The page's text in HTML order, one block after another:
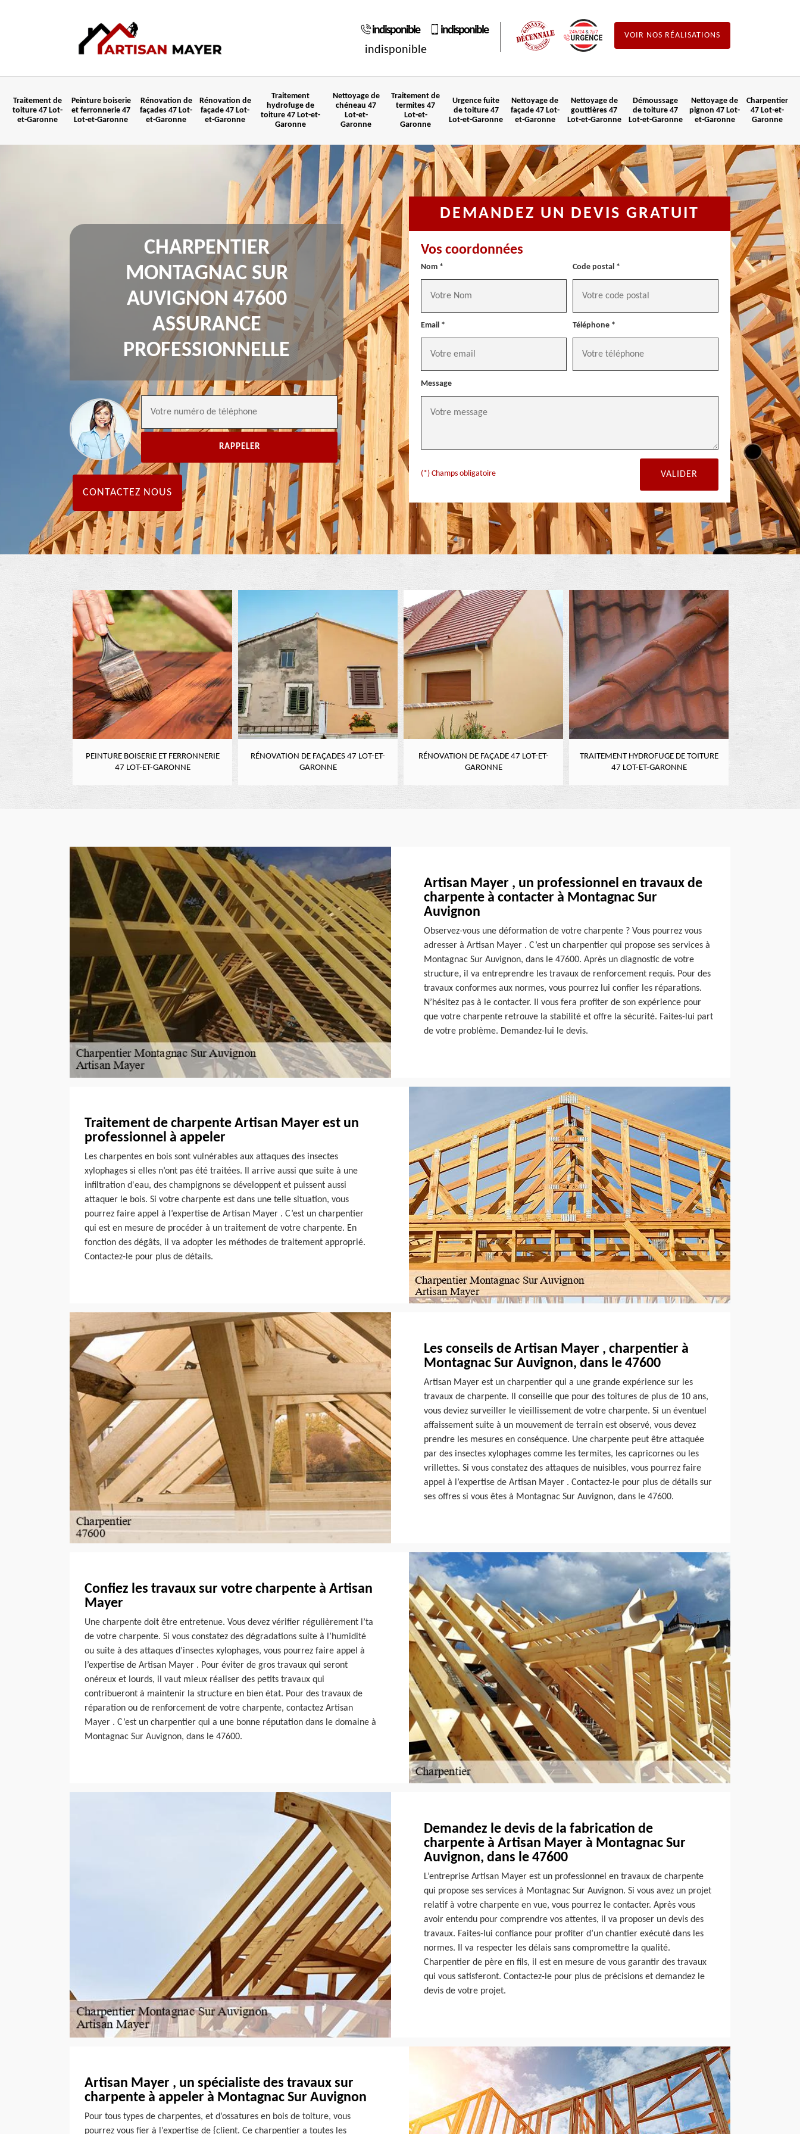
indisponible
indisponible
indisponible
VOIR NOS RÉALISATIONS
Traitement de
toiture 47 Lot-
et-Garonne
Peinture boiserie
et ferronnerie 47
Lot-et-Garonne
Rénovation de
façades 47 Lot-
et-Garonne
Rénovation de
façade 47 Lot-
et-Garonne
Traitement
hydrofuge de
toiture 47 Lot-et-
Garonne
Nettoyage de
chéneau 47
Lot-et-
Garonne
Traitement de
termites 47
Lot-et-
Garonne
Urgence fuite
de toiture 47
Lot-et-Garonne
Nettoyage de
façade 47 Lot-
et-Garonne
Nettoyage de
gouttières 47
Lot-et-Garonne
Démoussage
de toiture 47
Lot-et-Garonne
Nettoyage de
pignon 47 Lot-
et-Garonne
Charpentier
47 Lot-et-
Garonne
CHARPENTIER
MONTAGNAC SUR
AUVIGNON 47600
ASSURANCE
PROFESSIONNELLE
CONTACTEZ NOUS
DEMANDEZ UN DEVIS GRATUIT
Vos coordonnées
Nom * Code postal *
Email * Téléphone *
Message
(*) Champs obligatoire
PEINTURE BOISERIE ET FERRONNERIE
47 LOT-ET-GARONNE
RÉNOVATION DE FAÇADES 47 LOT-ET-
GARONNE
RÉNOVATION DE FAÇADE 47 LOT-ET-
GARONNE
TRAITEMENT HYDROFUGE DE TOITURE
47 LOT-ET-GARONNE
Artisan Mayer , un professionnel en travaux de
charpente à contacter à Montagnac Sur
Auvignon
Observez-vous une déformation de votre charpente ? Vous pourrez vous
adresser à Artisan Mayer . C’est un charpentier qui propose ses services à
Montagnac Sur Auvignon, dans le 47600. Après un diagnostic de votre
structure, il va entreprendre les travaux de renforcement requis. Pour des
travaux conformes aux normes, vous pourrez lui confier les réparations.
N’hésitez pas à le contacter. Il vous fera profiter de son expérience pour
que votre charpente retrouve la stabilité et offre la sécurité. Faites-lui part
de votre problème. Demandez-lui le devis.
Traitement de charpente Artisan Mayer est un
professionnel à appeler
Les charpentes en bois sont vulnérables aux attaques des insectes
xylophages si elles n’ont pas été traitées. Il arrive aussi que suite à une
infiltration d'eau, des champignons se développent et puissent aussi
attaquer le bois. Si votre charpente est dans une telle situation, vous
pourrez faire appel à l’expertise de Artisan Mayer . C’est un charpentier
qui est en mesure de procéder à un traitement de votre charpente. En
fonction des dégâts, il va adopter les méthodes de traitement approprié.
Contactez-le pour plus de détails.
Les conseils de Artisan Mayer , charpentier à
Montagnac Sur Auvignon, dans le 47600
Artisan Mayer est un charpentier qui a une grande expérience sur les
travaux de charpente. Il conseille que pour des toitures de plus de 10 ans,
vous deviez surveiller le vieillissement de votre charpente. Si un éventuel
affaissement suite à un mouvement de terrain est observé, vous devez
prendre les mesures en conséquence. Une charpente peut être attaquée
par des insectes xylophages comme les termites, les capricornes ou les
vrillettes. Si vous constatez des attaques de nuisibles, vous pourrez faire
appel à l’expertise de Artisan Mayer . Contactez-le pour plus de détails sur
ses offres si vous êtes à Montagnac Sur Auvignon, dans le 47600.
Confiez les travaux sur votre charpente à Artisan
Mayer
Une charpente doit être entretenue. Vous devez vérifier régulièrement l’ta
de votre charpente. Si vous constatez des dégradations suite à l’humidité
ou suite à des attaques d’insectes xylophages, vous pourrez faire appel à
l’expertise de Artisan Mayer . Pour éviter de gros travaux qui seront
onéreux et lourds, il vaut mieux réaliser des petits travaux qui
contribueront à maintenir la structure en bien état. Pour des travaux de
réparation ou de renforcement de votre charpente, contactez Artisan
Mayer . C’est un charpentier qui a une bonne réputation dans le domaine à
Montagnac Sur Auvignon, dans le 47600.
Demandez le devis de la fabrication de
charpente à Artisan Mayer à Montagnac Sur
Auvignon, dans le 47600
L’entreprise Artisan Mayer est un professionnel en travaux de charpente
qui propose ses services à Montagnac Sur Auvignon. Si vous avez un projet
relatif à votre charpente en vue, vous pourrez le contacter. Après vous
avoir entendu pour comprendre vos attentes, il va proposer un devis des
travaux. Faites-lui confiance pour profiter d’un chantier exécuté dans les
normes. Il va respecter les délais sans compromettre la qualité.
Charpentier de père en fils, il est en mesure de vous garantir des travaux
qui vous satisferont. Contactez-le pour plus de précisions et demandez le
devis de votre projet.
Artisan Mayer , un spécialiste des travaux sur
charpente à appeler à Montagnac Sur Auvignon
Pour tous types de charpentes, et d’ossatures en bois de toiture, vous
pourrez vous fier à l’expertise de {client. Ce charpentier a toutes les